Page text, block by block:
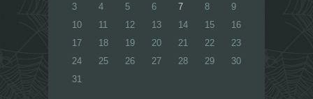
3
4 5 6 7 8
9
10
11 12 13 14 15
16
17
18 19 20 21 22
23
24
25 26 27 28 29
30
31